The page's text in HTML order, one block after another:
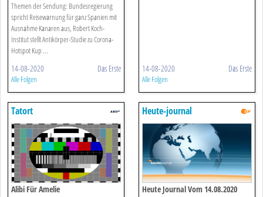
Themen der Sendung: Bundesregierung
spricht Reisewarnung für ganz Spanien mit
Ausnahme Kanaren aus, Robert Koch-
Institut stellt Antikörper-Studie zu Corona-
Hotspot Kup ...
14-08-2020 Das Erste
Alle Folgen
14-08-2020 Das Erste
Alle Folgen
Tatort
Alibi Für Amelie
Heute-journal
Heute Journal Vom 14.08.2020